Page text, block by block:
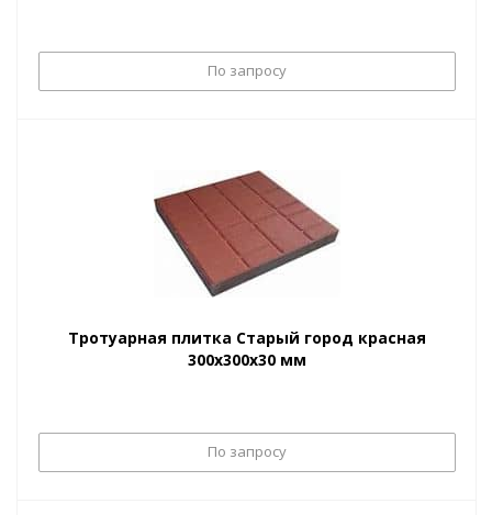
По запросу
Тротуарная плитка Старый город красная
300х300х30 мм
По запросу